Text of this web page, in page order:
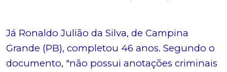
Já Ronaldo Julião da Silva, de Campina
Grande (PB), completou 46 anos. Segundo o
documento, "não possui anotações criminais